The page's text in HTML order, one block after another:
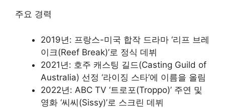
주요 경력
2019년: 프랑스-미국 합작 드라마 ‘리프 브레
이크(Reef Break)’로 정식 데뷔
2021년: 호주 캐스팅 길드(Casting Guild of
Australia) 선정 ‘라이징 스타’에 이름을 올림
2022년: ABC TV ‘트로포(Troppo)’ 주연 및
영화 ‘씨씨(Sissy)’로 스크린 데뷔